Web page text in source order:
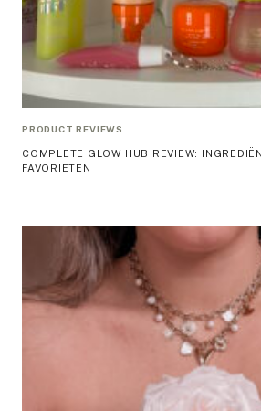
PRODUCT REVIEWS
COMPLETE GLOW HUB REVIEW:
FAVORIETEN